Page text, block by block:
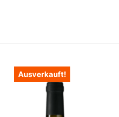
Ausverkauft!